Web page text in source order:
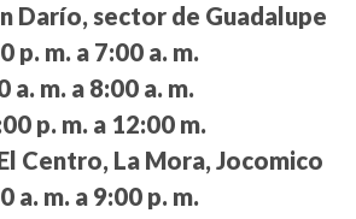
Darío, sector de Guadalupe
p. m. a 7:00 a. m.
a. m. a 8:00 a. m.
p. m. a 12:00 m.
Centro, La Mora, Jocomico
a. m. a 9:00 p. m.